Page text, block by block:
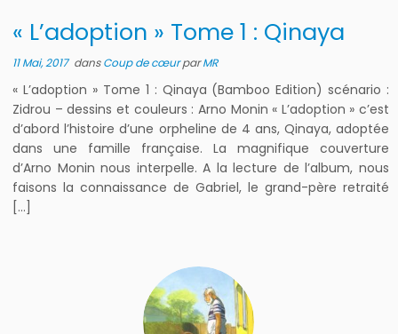
« L’adoption » Tome 1 : Qinaya
11 Mai, 2017dansCoup de cœurparMR
« L’adoption » Tome 1 : Qinaya (Bamboo Edition) scénario :
Zidrou – dessins et couleurs : Arno Monin « L’adoption » c’est
d’abord l’histoire d’une orpheline de 4 ans, Qinaya, adoptée
dans une famille française. La magnifique couverture
d’Arno Monin nous interpelle. A la lecture de l’album, nous
faisons la connaissance de Gabriel, le grand-père retraité
[…]